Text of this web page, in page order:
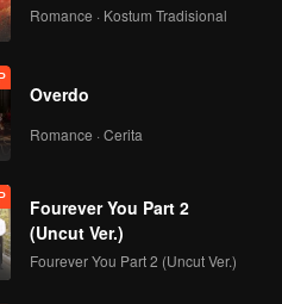
Romance · Kostum Tradisional
Overdo
Romance · Cerita
Fourever You Part 2
(Uncut Ver.)
Fourever You Part 2 (Uncut Ver.)